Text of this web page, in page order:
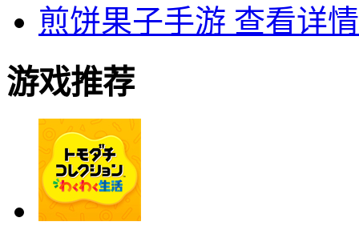
煎饼果子手游 查看详情
游戏推荐